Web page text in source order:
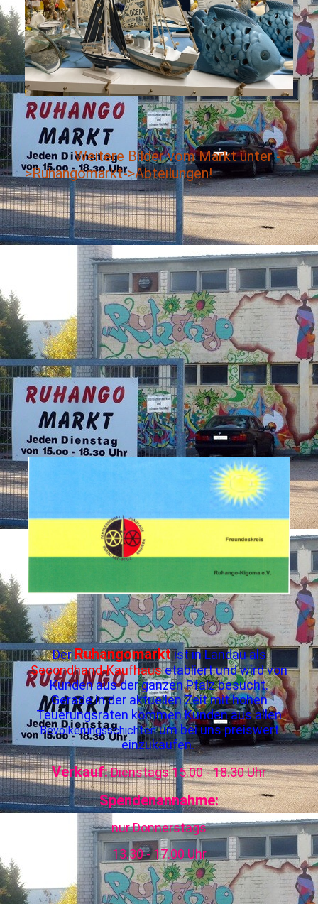
Weitere Bilder vom Markt unter -
>Ruhangomarkt->Abteilungen!
DerRuhangomarktist in Landau als
Secondhand-Kaufhausetabliert und wird von
Kunden aus der ganzen Pfalz besucht.
Gerade in der aktuellen Zeit mit hohen
Teuerungsraten kommen Kunden aus allen
Bevölkerungsschichtenum bei uns preiswert
einzukaufen.
Verkauf:Dienstags 15.00 - 18.30 Uhr
Spendenannahme:
nur Donnerstags
13.30 - 17.00 Uhr